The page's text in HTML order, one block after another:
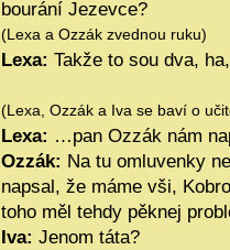
bourání Jezevce?
(Lexa a Ozzák zvednou ruku)
Lexa: Takže to sou dva,
(Lexa, Ozzák a Iva se baví o
Lexa: …pan Ozzák nám
Ozzák: Na tu omluvenky
napsal, že máme vši,
toho měl tehdy pěknej
Iva: Jenom táta?